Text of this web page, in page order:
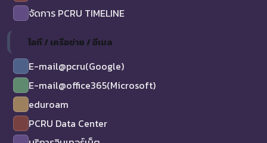
จัดการ PCRU TIMELINE
ไอที / เครือข่าย / อีเมล
E-mail@pcru(Google)
E-mail@office365(Microsoft)
eduroam
PCRU Data Center